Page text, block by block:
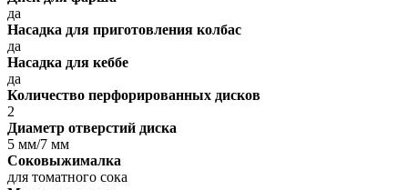
да
Насадка для приготовления колбас
да
Насадка для кеббе
да
Количество перфорированных дисков
2
Диаметр отверстий диска
5 мм/7 мм
Соковыжималка
для томатного сока